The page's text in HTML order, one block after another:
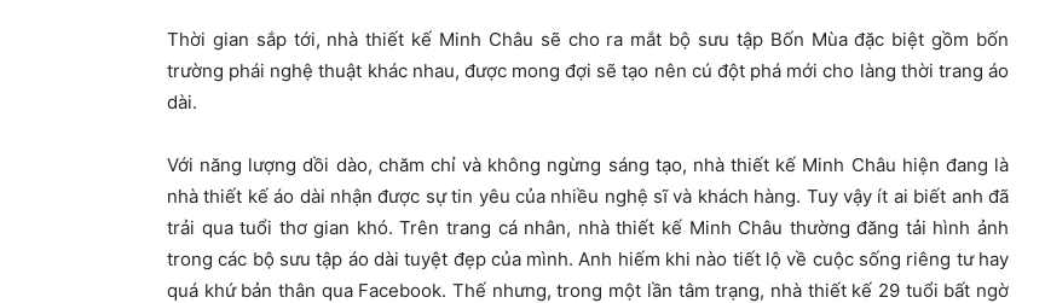
Thời gian sắp tới, nhà thiết kế Minh Châu sẽ cho ra mắt bộ sưu tập Bốn Mùa đặc biệt gồm bốn
trường phái nghệ thuật khác nhau, được mong đợi sẽ tạo nên cú đột phá mới cho làng thời trang áo
dài.
Với năng lượng dồi dào, chăm chỉ và không ngừng sáng tạo, nhà thiết kế Minh Châu hiện đang là
nhà thiết kế áo dài nhận được sự tin yêu của nhiều nghệ sĩ và khách hàng. Tuy vậy ít ai biết anh đã
trải qua tuổi thơ gian khó. Trên trang cá nhân, nhà thiết kế Minh Châu thường đăng tải hình ảnh
trong các bộ sưu tập áo dài tuyệt đẹp của mình. Anh hiếm khi nào tiết lộ về cuộc sống riêng tư hay
quá khứ bản thân qua Facebook. Thế nhưng, trong một lần tâm trạng, nhà thiết kế 29 tuổi bất ngờ